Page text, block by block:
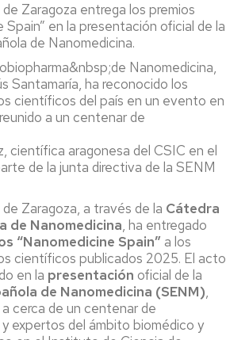
Zaragoza entrega los premios
Spain” en la presentación oficial de la
de Nanomedicina.
Nanomedicina,
Santamaría, ha reconocido los
científicos del país en un evento en
a un centenar de
científica aragonesa del CSIC en el
de la junta directiva de la SENM
Zaragoza, a través de la Cátedra
de Nanomedicina, ha entregado
“Nanomedicine Spain” a los
científicos publicados 2025. El acto
en la presentación oficial de la
de Nanomedicina (SENM),
cerca de un centenar de
expertos del ámbito biomédico y